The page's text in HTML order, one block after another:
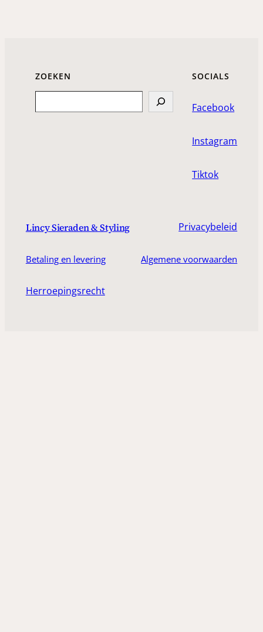
ZOEKEN SOCIALS
Facebook
Instagram
Tiktok
Lincy Sieraden & Styling Privacybeleid
Betaling en levering Algemene voorwaarden
Herroepingsrecht